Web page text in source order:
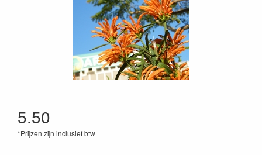
5.50
*Prijzen zijn inclusief btw